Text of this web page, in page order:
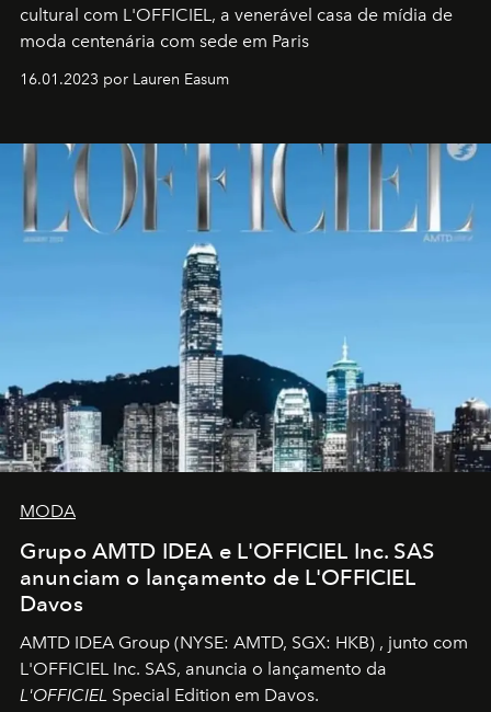
cultural com L'OFFICIEL, a venerável casa de mídia de
moda centenária com sede em Paris
16.01.2023 por Lauren Easum
MODA
Grupo AMTD IDEA e L'OFFICIEL Inc. SAS
anunciam o lançamento de L'OFFICIEL
Davos
AMTD IDEA Group (NYSE: AMTD, SGX: HKB) , junto com
L'OFFICIEL Inc. SAS, anuncia o lançamento da
L'OFFICIEL Special Edition em Davos.